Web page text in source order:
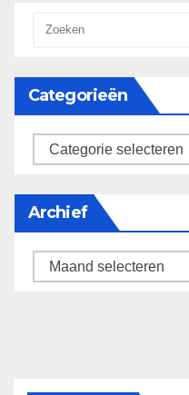
Categorieën
categorieën
Archief
Archief